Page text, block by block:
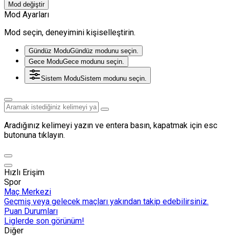
Mod değiştir
Mod Ayarları
Mod seçin, deneyimini kişiselleştirin.
Gündüz ModuGündüz modunu seçin.
Gece ModuGece modunu seçin.
Sistem ModuSistem modunu seçin.
Aradığınız kelimeyi yazın ve entera basın, kapatmak için esc
butonuna tıklayın.
Hızlı Erişim
Spor
Maç Merkezi
Geçmiş veya gelecek maçları yakından takip edebilirsiniz.
Puan Durumları
Liglerde son görünüm!
Diğer